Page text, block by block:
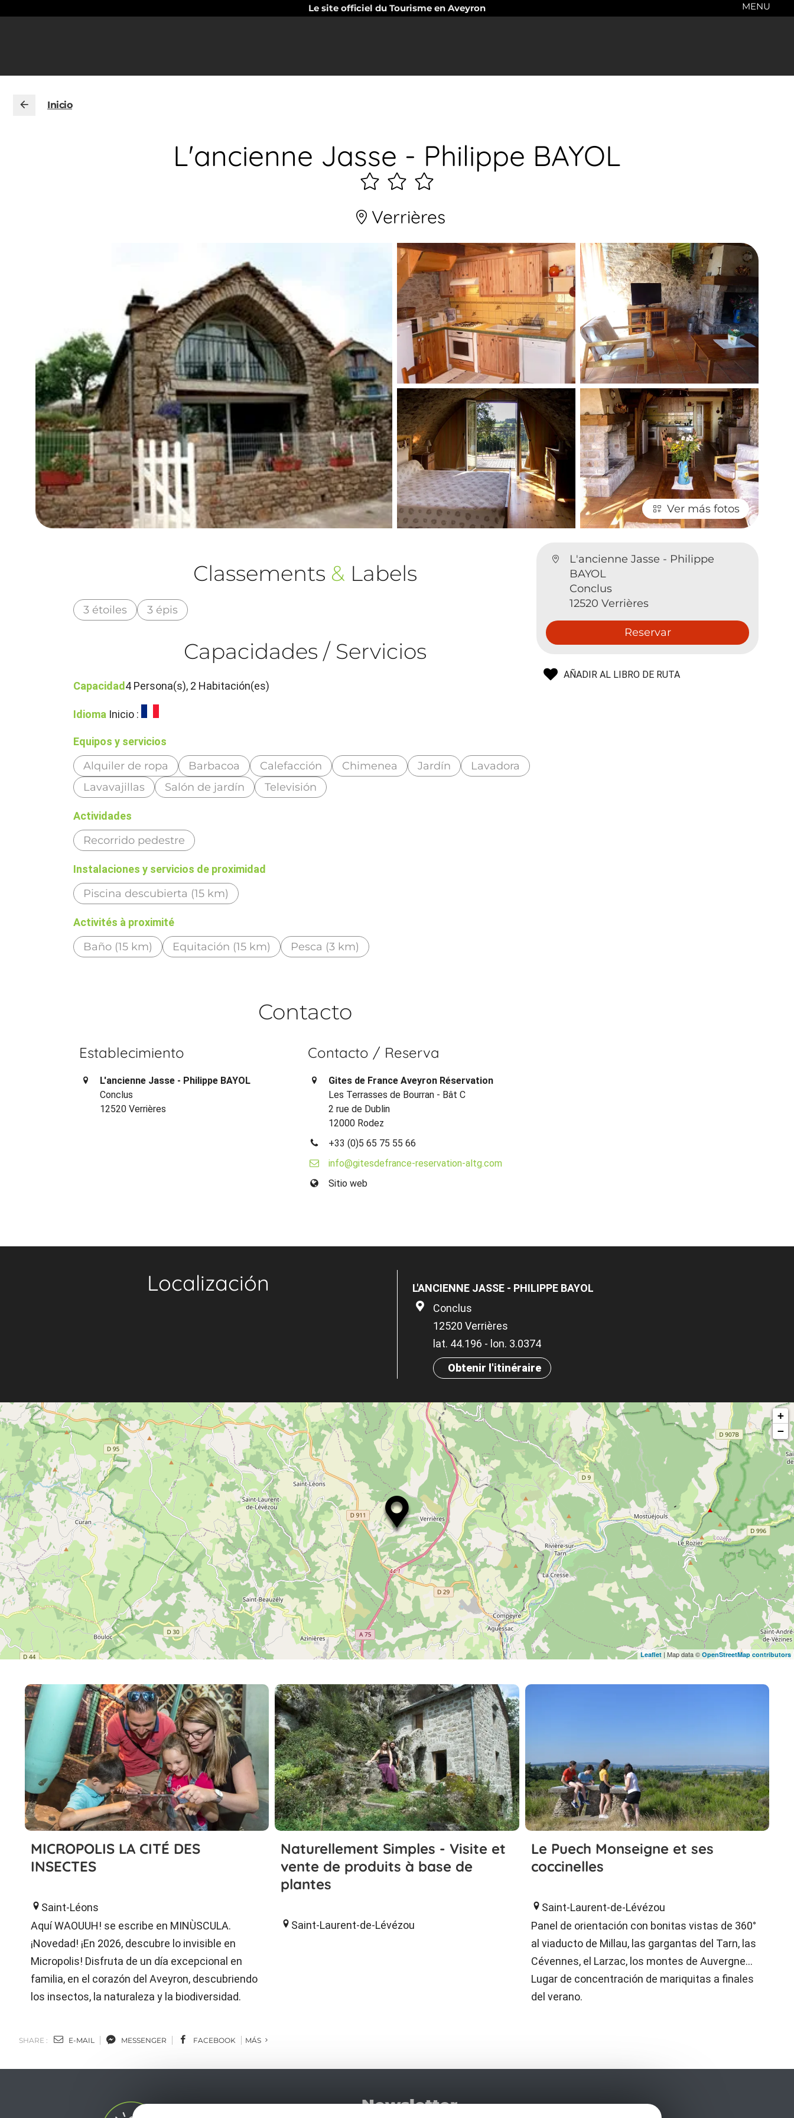
Le site officiel du Tourisme en Aveyron MENU
Inicio
L'ancienne Jasse - Philippe BAYOL
3
étoiles
Verrières
Ver más fotos
L'ancienne Jasse - Philippe
BAYOL
Conclus
12520 Verrières
Reservar
AÑADIR AL LIBRO DE RUTA
Classements & Labels
3 étoiles 3 épis
Capacidades / Servicios
Capacidad 4 Persona(s), 2 Habitación(es)
Idioma Inicio :
Equipos y servicios
Alquiler de ropa Barbacoa Calefacción Chimenea Jardín
Lavadora
Lavavajillas
Salón de jardín Televisión
Actividades
Recorrido pedestre
Instalaciones y servicios de proximidad
Piscina descubierta (15 km)
Activités à proximité
Baño (15 km) Equitación (15 km) Pesca (3 km)
Contacto
Establecimiento
L'ancienne Jasse - Philippe BAYOL
Conclus
12520 Verrières
Contacto / Reserva
Gites de France Aveyron Réservation
Les Terrasses de Bourran - Bât C
2 rue de Dublin
12000 Rodez
+33 (0)5 65 75 55 66
info@gitesdefrance-reservation-altg.com
Sitio web
Localización
L'ANCIENNE JASSE - PHILIPPE BAYOL
Conclus
12520 Verrières
lat. 44.196 - lon. 3.0374
Obtenir l'itinéraire
+
−
Leaflet | Map data © OpenStreetMap contributors
MICROPOLIS LA CITÉ DES
INSECTES
Saint-Léons
Aquí WAOUUH! se escribe en MINÙSCULA.
¡Novedad! ¡En 2026, descubre lo invisible en
Micropolis! Disfruta de un día excepcional en
familia, en el corazón del Aveyron, descubriendo
los insectos, la naturaleza y la biodiversidad.
Naturellement Simples - Visite et
vente de produits à base de
plantes
Saint-Laurent-de-Lévézou
Le Puech Monseigne et ses
coccinelles
Saint-Laurent-de-Lévézou
Panel de orientación con bonitas vistas de 360°
al viaducto de Millau, las gargantas del Tarn, las
Cévennes, el Larzac, los montes de Auvergne...
Lugar de concentración de mariquitas a finales
del verano.
SHARE : E-MAIL MESSENGER FACEBOOK MÁS
Newsletter